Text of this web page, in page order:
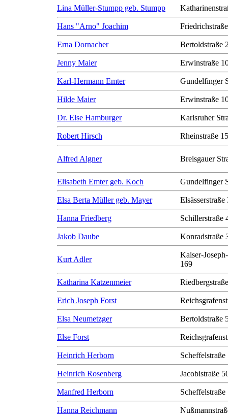
Lina Müller-Stumpp geb. Stumpp
Hans "Arno" Joachim
Erna Dornacher Bertoldstraße
Jenny Maier Erwinstraße
Karl-Hermann Emter Gundelfinger
Hilde Maier Erwinstraße
Dr. Else Hamburger Karlsruher
Robert Hirsch Rheinstraße 15
Alfred Algner Breisgauer
Elisabeth Emter geb. Koch Gundelfinger
Elsa Berta Müller geb. Mayer Elsässerstraße
Hanna Friedberg Schillerstraße
Jakob Daube Konradstraße
Kurt Adler
Kaiser-
169
Katharina Katzenmeier
Erich Joseph Forst
Elsa Neumetzger Bertoldstraße
Else Forst
Heinrich Herborn Scheffelstraße
Heinrich Rosenberg Jacobistraße
Manfred Herborn Scheffelstraße
Hanna Reichmann